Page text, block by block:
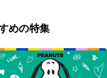
めの特集